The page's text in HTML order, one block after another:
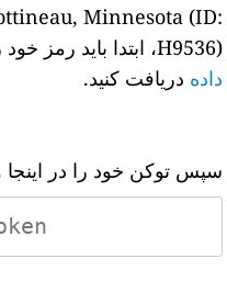
Minnesota (ID:
H9536)، ابتدا باید رمز خود را از
داده دریافت کنید.
سپس توکن خود را در اینجا